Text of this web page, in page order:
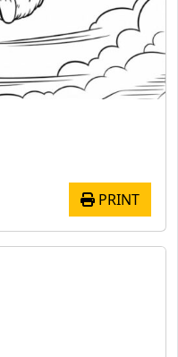
PRINT